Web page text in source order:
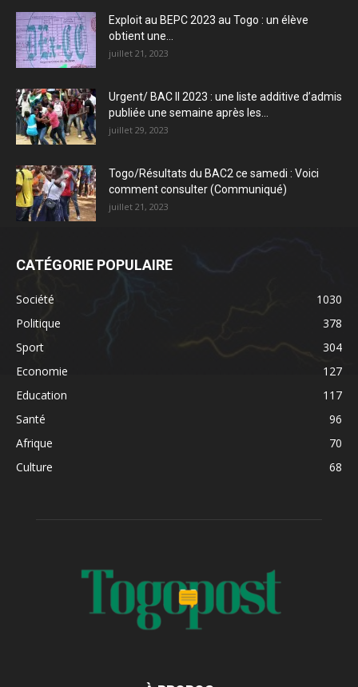
Exploit au BEPC 2023 au Togo : un élève
obtient une...
juillet 21, 2023
Urgent/ BAC II 2023 : une liste additive d’admis
publiée une semaine après les...
juillet 29, 2023
Togo/Résultats du BAC2 ce samedi : Voici
comment consulter (Communiqué)
juillet 21, 2023
CATÉGORIE POPULAIRE
Société
1030
Politique
378
Sport
304
Economie
127
Education
117
Santé
96
Afrique
70
Culture
68